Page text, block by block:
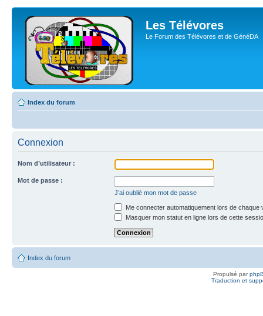
Les Télévores
Le Forum des Télévores et de GénéDA
Index du forum
Connexion
Nom d’utilisateur :
Mot de passe :
J’ai oublié mon mot de passe
Me connecter automatiquement lors de chaque
Masquer mon statut en ligne lors de cette
Index du forum
Propulsé par
Traduction et